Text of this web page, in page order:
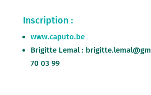
Inscription :
www.caputo.be
Brigitte Lemal :
70 03 99